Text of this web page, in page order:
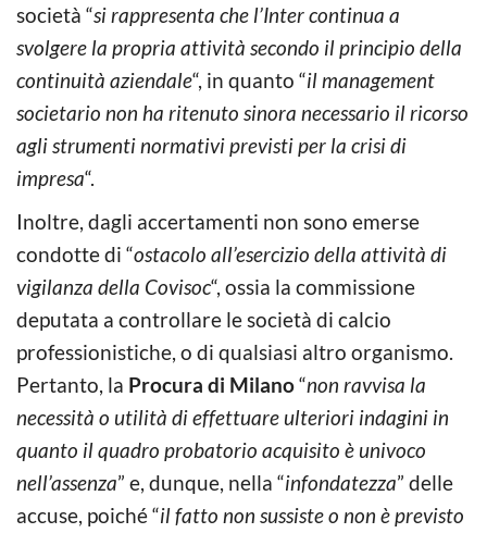
società “si rappresenta che l’Inter continua a
svolgere la propria attività secondo il principio della
continuità aziendale“, in quanto “il management
societario non ha ritenuto sinora necessario il ricorso
agli strumenti normativi previsti per la crisi di
impresa“.
Inoltre, dagli accertamenti non sono emerse
condotte di “ostacolo all’esercizio della attività di
vigilanza della Covisoc“, ossia la commissione
deputata a controllare le società di calcio
professionistiche, o di qualsiasi altro organismo.
Pertanto, la Procura di Milano“non ravvisa la
necessità o utilità di effettuare ulteriori indagini in
quanto il quadro probatorio acquisito è univoco
nell’assenza” e, dunque, nella “infondatezza” delle
accuse, poiché “il fatto non sussiste o non è previsto